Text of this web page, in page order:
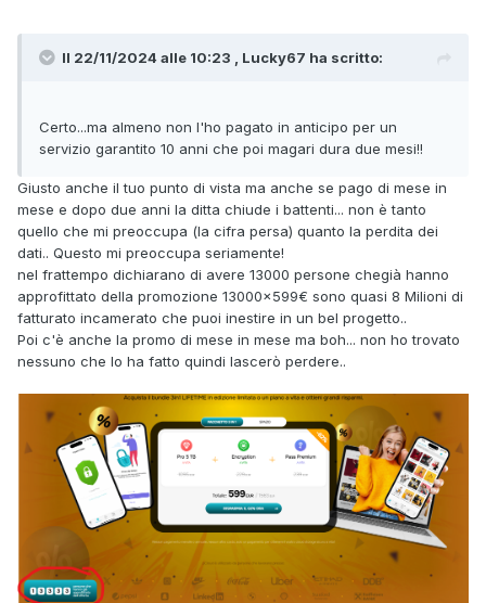
Il 22/11/2024 alle 10:23 , Lucky67 ha scritto:
Certo...ma almeno non l'ho pagato in anticipo per un
servizio garantito 10 anni che poi magari dura due mesi!!
Giusto anche il tuo punto di vista ma anche se pago di mese in
mese e dopo due anni la ditta chiude i battenti... non è tanto
quello che mi preoccupa (la cifra persa) quanto la perdita dei
dati.. Questo mi preoccupa seriamente!
nel frattempo dichiarano di avere 13000 persone chegià hanno
approfittato della promozione 13000x599€ sono quasi 8 Milioni di
fatturato incamerato che puoi inestire in un bel progetto..
Poi c'è anche la promo di mese in mese ma boh... non ho trovato
nessuno che lo ha fatto quindi lascerò perdere..